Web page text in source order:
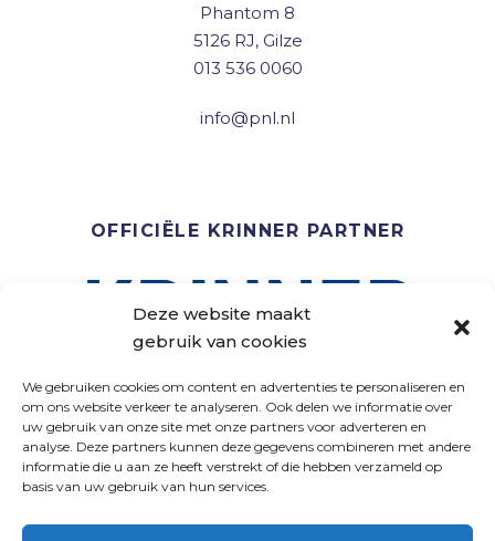
Deze website maakt
gebruik van cookies
We gebruiken cookies om content en advertenties te personaliseren en
om ons website verkeer te analyseren. Ook delen we informatie over
uw gebruik van onze site met onze partners voor adverteren en
analyse. Deze partners kunnen deze gegevens combineren met andere
informatie die u aan ze heeft verstrekt of die hebben verzameld op
basis van uw gebruik van hun services.
Phantom 8
5126 RJ, Gilze
013 536 0060
info@pnl.nl
OFFICIËLE KRINNER PARTNER
VOLG ONS